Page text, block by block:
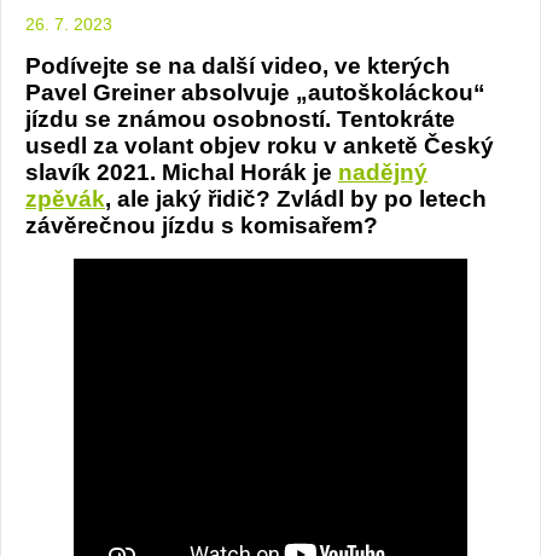
26. 7. 2023
Podívejte se na další video, ve kterých
Pavel Greiner absolvuje „autoškoláckou“
jízdu se známou osobností. Tentokráte
usedl za volant objev roku v anketě Český
slavík 2021. Michal Horák je nadějný
zpěvák, ale jaký řidič? Zvládl by po letech
závěrečnou jízdu s komisařem?